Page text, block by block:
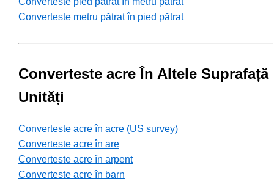
Converteste metru pătrat în pied pătrat
Converteste acre În Altele Suprafață
Unități
Converteste acre în acre (US survey)
Converteste acre în are
Converteste acre în arpent
Converteste acre în barn